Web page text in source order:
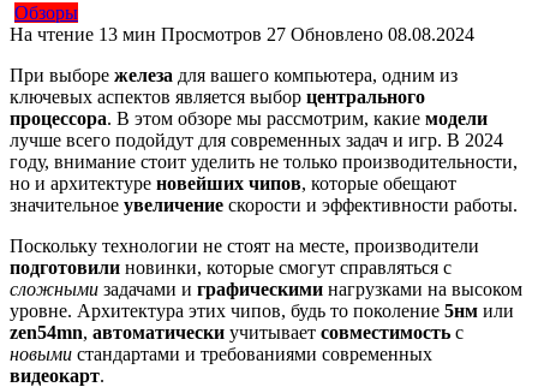
Обзоры
На чтение 13 мин Просмотров 27 Обновлено 08.08.2024
При выборе железа для вашего компьютера, одним из
ключевых аспектов является выбор центрального
процессора. В этом обзоре мы рассмотрим, какие модели
лучше всего подойдут для современных задач и игр. В 2024
году, внимание стоит уделить не только производительности,
но и архитектуре новейших чипов, которые обещают
значительное увеличение скорости и эффективности работы.
Поскольку технологии не стоят на месте, производители
подготовили новинки, которые смогут справляться с
сложными задачами и графическими нагрузками на высоком
уровне. Архитектура этих чипов, будь то поколение 5нм или
zen54mn, автоматически учитывает совместимость с
новыми стандартами и требованиями современных
видеокарт.